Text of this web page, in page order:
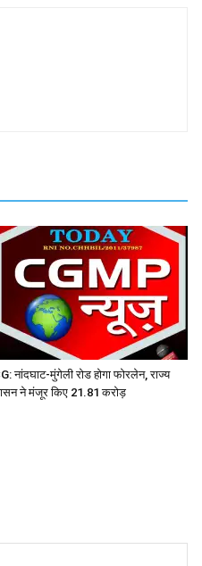
नांदघाट-मुंगेली रोड होगा फोरलेन, राज्य
ने मंजूर किए 21.81 करोड़